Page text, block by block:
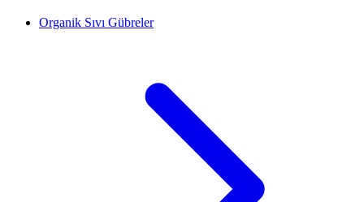
Organik Sıvı Gübreler